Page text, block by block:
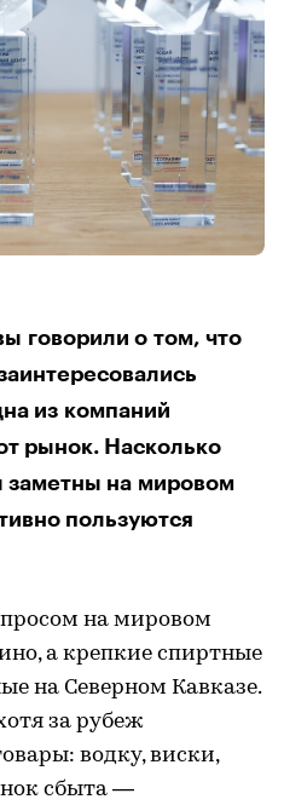
говорили о том, что
из компаний
рынок. Насколько
заметны на мировом
пользуются
на мировом
а крепкие спиртные
на Северном Кавказе.
за рубеж
водку, виски,
сбыта —